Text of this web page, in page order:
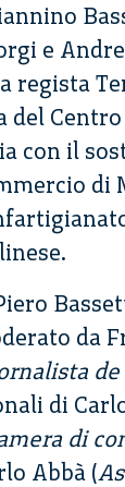
e
regista
del
con il
di
da
di
di
Abbà (